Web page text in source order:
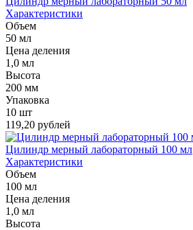
Характеристики
Объем
50 мл
Цена деления
1,0 мл
Высота
200 мм
Упаковка
10 шт
119,20 рублей
Цилиндр мерный лабораторный 100 мл
Характеристики
Объем
100 мл
Цена деления
1,0 мл
Высота